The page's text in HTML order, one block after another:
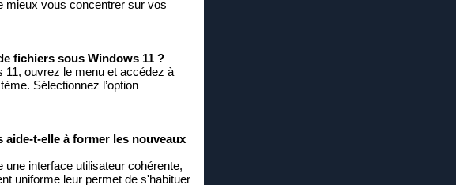
mieux vous concentrer sur vos
fichiers sous Windows 11 ?
11, ouvrez le menu et accédez à
Sélectionnez l’option
t-elle à former les nouveaux
interface utilisateur cohérente,
uniforme leur permet de s'habituer